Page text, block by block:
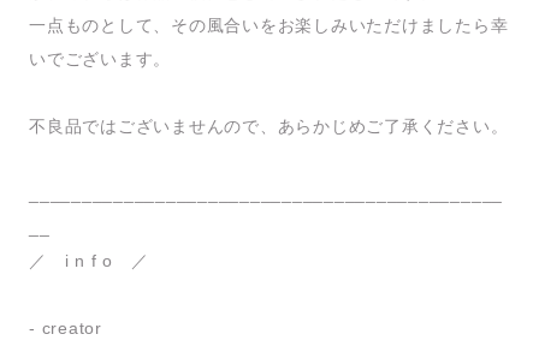
一点ものとして、その風合いをお楽しみいただけましたら幸
いでございます。
不良品ではございませんので、あらかじめご了承ください。
／ i n f o ／
- creator